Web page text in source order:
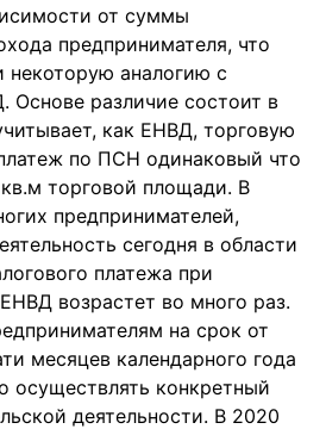
от суммы
предпринимателя, что
некоторую аналогию с
Основе различие состоит в
как ЕНВД, торговую
по ПСН одинаковый что
торговой площади. В
предпринимателей,
сегодня в области
платежа при
возрастет во много раз.
на срок от
месяцев календарного года
осуществлять конкретный
деятельности. В 2020